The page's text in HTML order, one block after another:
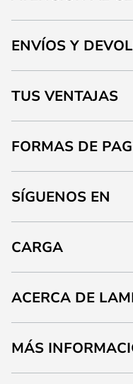
ENVÍOS Y
TUS VENTAJAS
FORMAS DE
SÍGUENOS EN
CARGA
ACERCA DE
MÁS